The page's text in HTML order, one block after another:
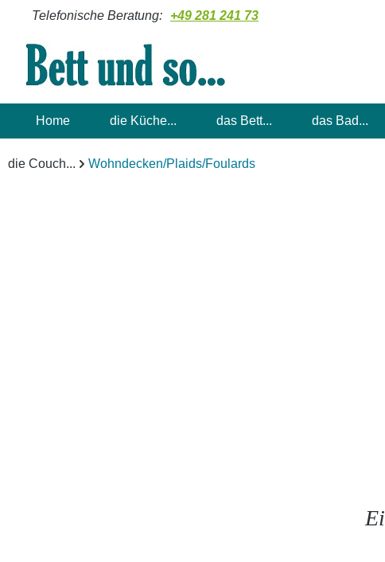
Hauptinhalt springen
Zur Suche springen
Zur Hauptnavigation springen
Telefonische Beratung: +49 281 241 73
Home die Küche... das Bett... das Bad...
die Couch... Wohndecken/Plaids/Foulards